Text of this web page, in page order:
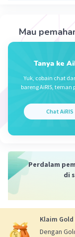
Aghnia A
Jawaban
32,15
8,2
23,95
Beri
Mau
Tanya ke
Yuk, cobain chat
bareng AiRIS,
Chat AiRIS
Perdalam
di
Klaim
Dengan